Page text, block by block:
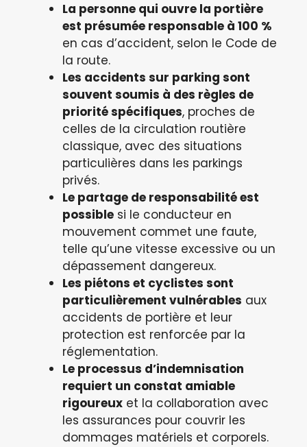
La personne qui ouvre la portière
est présumée responsable à 100 %
en cas d’accident, selon le Code de
la route.
Les accidents sur parking sont
souvent soumis à des règles de
priorité spécifiques, proches de
celles de la circulation routière
classique, avec des situations
particulières dans les parkings
privés.
Le partage de responsabilité est
possible si le conducteur en
mouvement commet une faute,
telle qu’une vitesse excessive ou un
dépassement dangereux.
Les piétons et cyclistes sont
particulièrement vulnérables aux
accidents de portière et leur
protection est renforcée par la
réglementation.
Le processus d’indemnisation
requiert un constat amiable
rigoureux et la collaboration avec
les assurances pour couvrir les
dommages matériels et corporels.